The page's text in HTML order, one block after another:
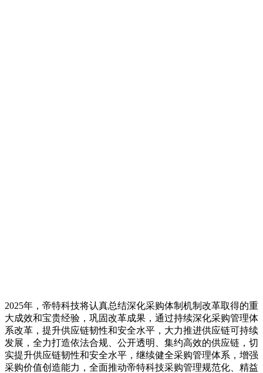
2025年，帝特科技将认真总结深化采购体制机制改革取得的重
大成效和宝贵经验，巩固改革成果，通过持续深化采购管理体
系改革，提升供应链韧性和安全水平，大力推进供应链可持续
发展，全力打造依法合规、公开透明、集约高效的供应链，切
实提升供应链韧性和安全水平，继续健全采购管理体系，增强
采购价值创造能力，全面推动帝特科技采购管理规范化、精益